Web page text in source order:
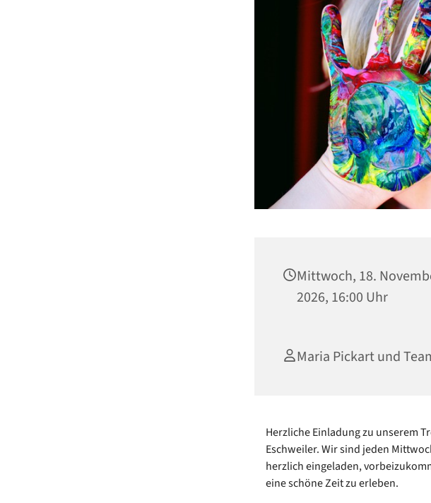
Mittwoch, 18.
2026, 16:00 Uhr
Maria Pickart und
Herzliche Einladung zu unserem
Eschweiler. Wir sind jeden
herzlich eingeladen,
eine schöne Zeit zu erleben.